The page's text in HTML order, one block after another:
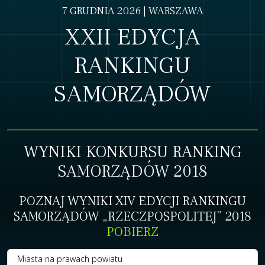
7 GRUDNIA 2026 | WARSZAWA
XXII EDYCJA
RANKINGU
SAMORZĄDÓW
WYNIKI KONKURSU RANKING
SAMORZĄDÓW 2018
POZNAJ WYNIKI XIV EDYCJI RANKINGU
SAMORZĄDÓW „RZECZPOSPOLITEJ” 2018
POBIERZ
Miasta na prawach powiatu